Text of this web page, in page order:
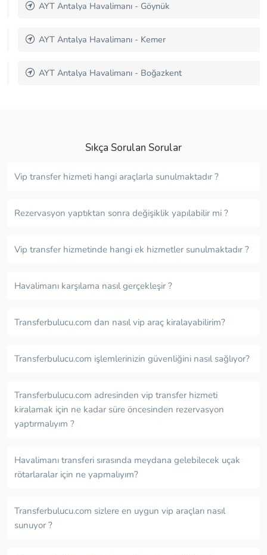
AYT Antalya Havalimanı - Göynük
AYT Antalya Havalimanı - Kemer
AYT Antalya Havalimanı - Boğazkent
Sıkça Sorulan Sorular
Vip transfer hizmeti hangi araçlarla sunulmaktadır ?
Rezervasyon yaptıktan sonra değişiklik yapılabilir mi ?
Vip transfer hizmetinde hangi ek hizmetler sunulmaktadır ?
Havalimanı karşılama nasıl gerçekleşir ?
Transferbulucu.com dan nasıl vip araç kiralayabilirim?
Transferbulucu.com işlemlerinizin güvenliğini nasıl sağlıyor?
Transferbulucu.com adresinden vip transfer hizmeti
kiralamak için ne kadar süre öncesinden rezervasyon
yaptırmalıyım ?
Havalimanı transferi sırasında meydana gelebilecek uçak
rötarlaralar için ne yapmalıyım?
Transferbulucu.com sizlere en uygun vip araçları nasıl
sunuyor ?